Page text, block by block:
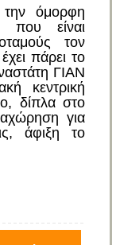
όμορφη
που είναι
τον
πάρει το
ΓΙΑΝ
κεντρική
δίπλα στο
για
άφιξη το